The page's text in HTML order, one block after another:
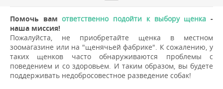
Помочь вамответственно подойти к выбору щенка -
наша миссия!
Пожалуйста, не приобретайте щенка в местном
зоомагазине или на "щенячьей фабрике". К сожалению, у
таких щенков часто обнаруживаются проблемы с
поведением и со здоровьем. И таким образом, вы будете
поддерживать недобросовестное разведение собак!